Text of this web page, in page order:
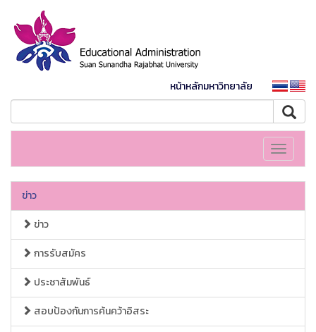
หน้าหลักมหาวิทยาลัย
Toggle
ข่าว
ข่าว
การรับสมัคร
ประชาสัมพันธ์
สอบป้องกันการค้นคว้าอิสระ